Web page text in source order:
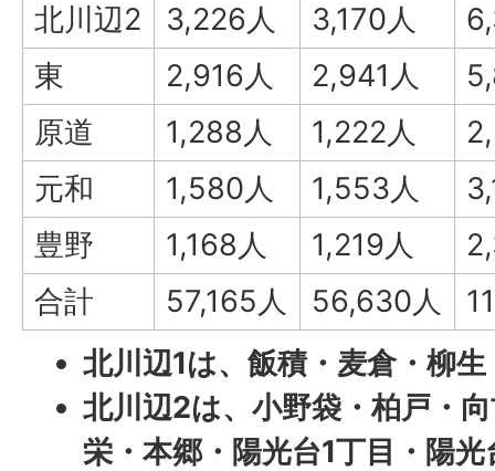
北川辺2
3,226人 3,170人
東
2,916人 2,941人
原道
1,288人 1,222人
元和
1,580人 1,553人
豊野
1,168人 1,219人
合計
57,165人 56,630人
北川辺1は、飯積・麦倉・柳生
北川辺2は、小野袋・柏戸・
栄・本郷・陽光台1丁目・陽